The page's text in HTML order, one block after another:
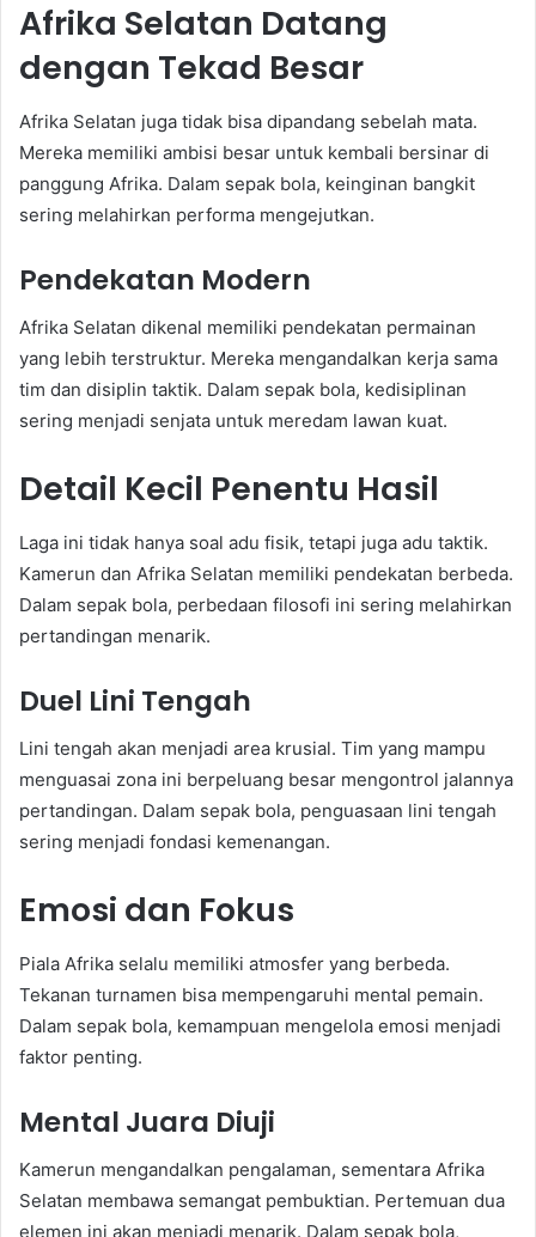
Afrika Selatan Datang
dengan Tekad Besar
Afrika Selatan juga tidak bisa dipandang sebelah mata.
Mereka memiliki ambisi besar untuk kembali bersinar di
panggung Afrika. Dalam sepak bola, keinginan bangkit
sering melahirkan performa mengejutkan.
Pendekatan Modern
Afrika Selatan dikenal memiliki pendekatan permainan
yang lebih terstruktur. Mereka mengandalkan kerja sama
tim dan disiplin taktik. Dalam sepak bola, kedisiplinan
sering menjadi senjata untuk meredam lawan kuat.
Detail Kecil Penentu Hasil
Laga ini tidak hanya soal adu fisik, tetapi juga adu taktik.
Kamerun dan Afrika Selatan memiliki pendekatan berbeda.
Dalam sepak bola, perbedaan filosofi ini sering melahirkan
pertandingan menarik.
Duel Lini Tengah
Lini tengah akan menjadi area krusial. Tim yang mampu
menguasai zona ini berpeluang besar mengontrol jalannya
pertandingan. Dalam sepak bola, penguasaan lini tengah
sering menjadi fondasi kemenangan.
Emosi dan Fokus
Piala Afrika selalu memiliki atmosfer yang berbeda.
Tekanan turnamen bisa mempengaruhi mental pemain.
Dalam sepak bola, kemampuan mengelola emosi menjadi
faktor penting.
Mental Juara Diuji
Kamerun mengandalkan pengalaman, sementara Afrika
Selatan membawa semangat pembuktian. Pertemuan dua
elemen ini akan menjadi menarik. Dalam sepak bola,